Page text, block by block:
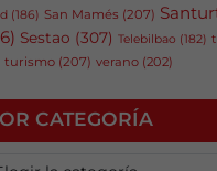
(186) San Mamés (207)
Sestao (307) Telebilbao (182)
turismo (207) verano (202)
CATEGORÍA